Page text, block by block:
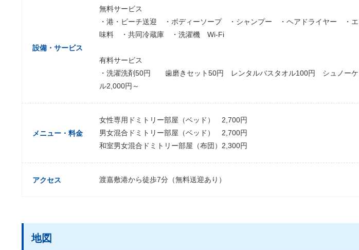
設備・サービス
無料サービス
・港・ビーチ送迎 ・ボディーソープ ・シャンプー ・ヘアドライヤー ・
味料 ・共同冷蔵庫 ・洗濯機 Wi-Fi
有料サービス
・洗濯洗剤50円 歯磨きセット50円 レンタルバスタオル100円 シュノーケ
ル2,000円～
メニュー・料金
女性専用ドミトリー部屋（ベッド） 2,700円
男女混合ドミトリー部屋（ベッド） 2,700円
和室男女混合ドミトリー部屋（布団）2,300円
アクセス 渡嘉敷港から徒歩7分（無料送迎あり）
地図